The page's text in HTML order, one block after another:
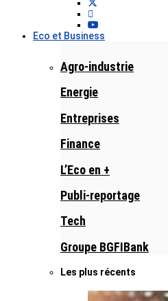
Eco et Business
Agro-industrie
Energie
Entreprises
Finance
L’Eco en +
Publi-reportage
Tech
Groupe BGFIBank
Les plus récents